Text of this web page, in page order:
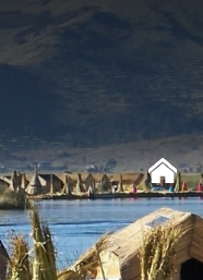
Aller au